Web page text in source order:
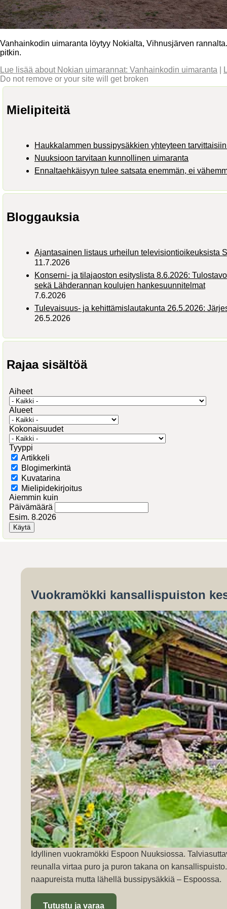
Vanhainkodin uimaranta löytyy Nokialta, Vihnusjärven
pitkin.
Lue lisää about Nokian uimarannat: Vanhainkodin uimaranta
Do not remove or your site will get broken
Mielipiteitä
Haukkalammen bussipysäkkien yhteyteen
Nuuksioon tarvitaan kunnollinen uimaranta
Ennaltaehkäisyyn tulee satsata enemmän, ei
Bloggauksia
Ajantasainen listaus urheilun televisiontioikeuksista
11.7.2026
Konserni- ja tilajaoston esityslista 8.6.2026:
sekä Lähderannan koulujen hankesuunnitelmat
7.6.2026
Tulevaisuus- ja kehittämislautakunta 26.5.2026:
26.5.2026
Rajaa sisältöä
Aiheet
Alueet
Kokonaisuudet
Tyyppi
Artikkeli
Blogimerkintä
Kuvatarina
Mielipidekirjoitus
Aiemmin kuin
Päivämäärä
Esim. 8.2026
Vuokramökki kansallispuiston
Idyllinen vuokramökki Espoon Nuuksiossa.
reunalla virtaa puro ja puron takana on
naapureista mutta lähellä bussipysäkkiä – Espoossa.
Tutustu ja varaa